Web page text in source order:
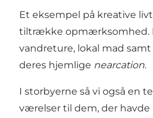
Et eksempel på kreative
tiltrække opmærksomhed.
vandreture, lokal mad
deres hjemlige nearcation.
I storbyerne så vi også en
værelser til dem, der